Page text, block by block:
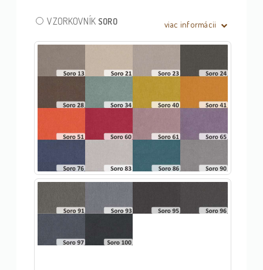
VZORKOVNÍK SORO viac informácii